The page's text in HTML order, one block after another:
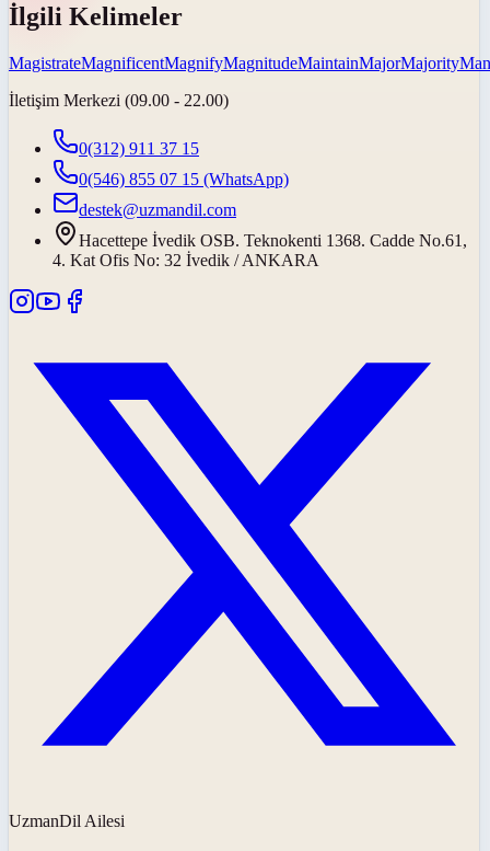
İlgili Kelimeler
MagistrateMagnificentMagnifyMagnitudeMaintainMajorMajority
İletişim Merkezi (09.00 - 22.00)
0(312) 911 37 15
0(546) 855 07 15 (WhatsApp)
destek@uzmandil.com
Hacettepe İvedik OSB. Teknokenti 1368. Cadde No.61,
4. Kat Ofis No: 32 İvedik / ANKARA
UzmanDil Ailesi